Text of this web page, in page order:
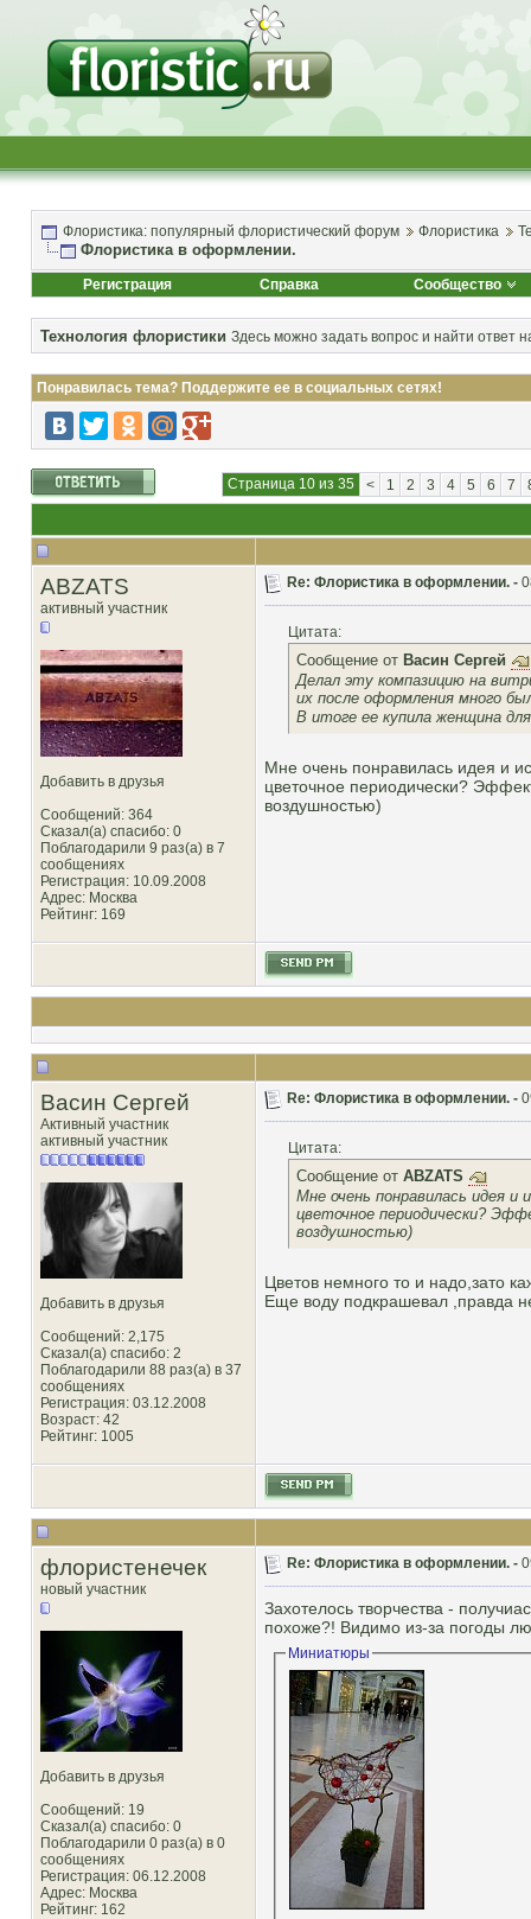
Флористика: популярный флористический форум Флористика
Флористика в оформлении.
Регистрация Справка Сообщество
Технология флористики Здесь можно задать вопрос и найти ответ
Понравилась тема? Поддержите ее в социальных сетях!
Страница 10 из 35 < 1 2 3 4 5 6 7
ABZATS
активный участник
Добавить в друзья
Сообщений: 364
Сказал(а) спасибо: 0
Поблагодарили 9 раз(а) в 7
сообщениях
Регистрация: 10.09.2008
Адрес: Москва
Рейтинг: 169
Re: Флористика в оформлении. -
Цитата:
Сообщение от Васин Сергей
Делал эту компазицию на
их после оформления много
В итоге ее купила женщина
Мне очень понравилась идея и
цветочное периодически?
воздушностью)
Васин Сергей
Активный участник
активный участник
Добавить в друзья
Сообщений: 2,175
Сказал(а) спасибо: 2
Поблагодарили 88 раз(а) в 37
сообщениях
Регистрация: 03.12.2008
Возраст: 42
Рейтинг: 1005
Re: Флористика в оформлении. -
Цитата:
Сообщение от ABZATS
Мне очень понравилась идея и
цветочное периодически?
воздушностью)
Цветов немного то и надо,зато
Еще воду подкрашевал ,правда
флористенечек
новый участник
Добавить в друзья
Сообщений: 19
Сказал(а) спасибо: 0
Поблагодарили 0 раз(а) в 0
сообщениях
Регистрация: 06.12.2008
Адрес: Москва
Рейтинг: 162
Re: Флористика в оформлении. -
Захотелось творчества -
похоже?! Видимо из-за погоды
Миниатюры